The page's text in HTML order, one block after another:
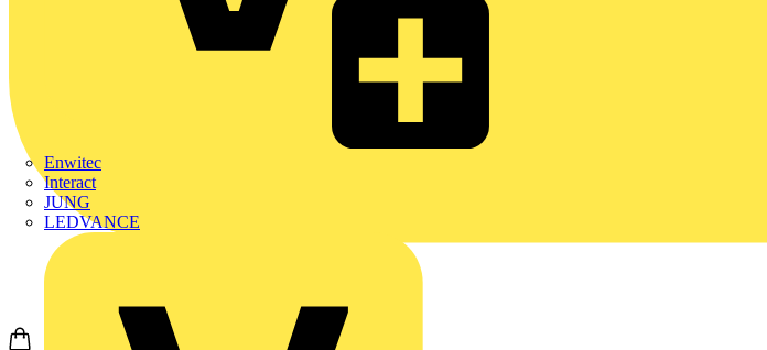
Enwitec
Interact
JUNG
LEDVANCE